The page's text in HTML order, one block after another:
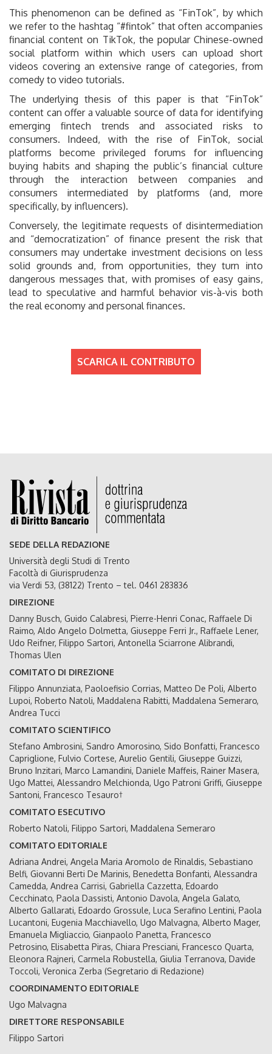
This phenomenon can be defined as “FinTok”, by which
we refer to the hashtag “#fintok” that often accompanies
financial content on TikTok, the popular Chinese-owned
social platform within which users can upload short
videos covering an extensive range of categories, from
comedy to video tutorials.
The underlying thesis of this paper is that “FinTok”
content can offer a valuable source of data for identifying
emerging fintech trends and associated risks to
consumers. Indeed, with the rise of FinTok, social
platforms become privileged forums for influencing
buying habits and shaping the public’s financial culture
through the interaction between companies and
consumers intermediated by platforms (and, more
specifically, by influencers).
Conversely, the legitimate requests of disintermediation
and “democratization” of finance present the risk that
consumers may undertake investment decisions on less
solid grounds and, from opportunities, they turn into
dangerous messages that, with promises of easy gains,
lead to speculative and harmful behavior vis-à-vis both
the real economy and personal finances.
SCARICA IL CONTRIBUTO
SEDE DELLA REDAZIONE
Università degli Studi di Trento
Facoltà di Giurisprudenza
via Verdi 53, (38122) Trento – tel. 0461 283836
DIREZIONE
Danny Busch, Guido Calabresi, Pierre-Henri Conac, Raffaele Di
Raimo, Aldo Angelo Dolmetta, Giuseppe Ferri Jr., Raffaele Lener,
Udo Reifner, Filippo Sartori, Antonella Sciarrone Alibrandi,
Thomas Ulen
COMITATO DI DIREZIONE
Filippo Annunziata, Paoloefisio Corrias, Matteo De Poli, Alberto
Lupoi, Roberto Natoli, Maddalena Rabitti, Maddalena Semeraro,
Andrea Tucci
COMITATO SCIENTIFICO
Stefano Ambrosini, Sandro Amorosino, Sido Bonfatti, Francesco
Capriglione, Fulvio Cortese, Aurelio Gentili, Giuseppe Guizzi,
Bruno Inzitari, Marco Lamandini, Daniele Maffeis, Rainer Masera,
Ugo Mattei, Alessandro Melchionda, Ugo Patroni Griffi, Giuseppe
Santoni, Francesco Tesauro†
COMITATO ESECUTIVO
Roberto Natoli, Filippo Sartori, Maddalena Semeraro
COMITATO EDITORIALE
Adriana Andrei, Angela Maria Aromolo de Rinaldis, Sebastiano
Belfi, Giovanni Berti De Marinis, Benedetta Bonfanti, Alessandra
Camedda, Andrea Carrisi, Gabriella Cazzetta, Edoardo
Cecchinato, Paola Dassisti, Antonio Davola, Angela Galato,
Alberto Gallarati, Edoardo Grossule, Luca Serafino Lentini, Paola
Lucantoni, Eugenia Macchiavello, Ugo Malvagna, Alberto Mager,
Emanuela Migliaccio, Gianpaolo Panetta, Francesco
Petrosino, Elisabetta Piras, Chiara Presciani, Francesco Quarta,
Eleonora Rajneri, Carmela Robustella, Giulia Terranova, Davide
Toccoli, Veronica Zerba (Segretario di Redazione)
COORDINAMENTO EDITORIALE
Ugo Malvagna
DIRETTORE RESPONSABILE
Filippo Sartori